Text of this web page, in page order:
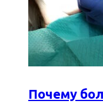
Почему